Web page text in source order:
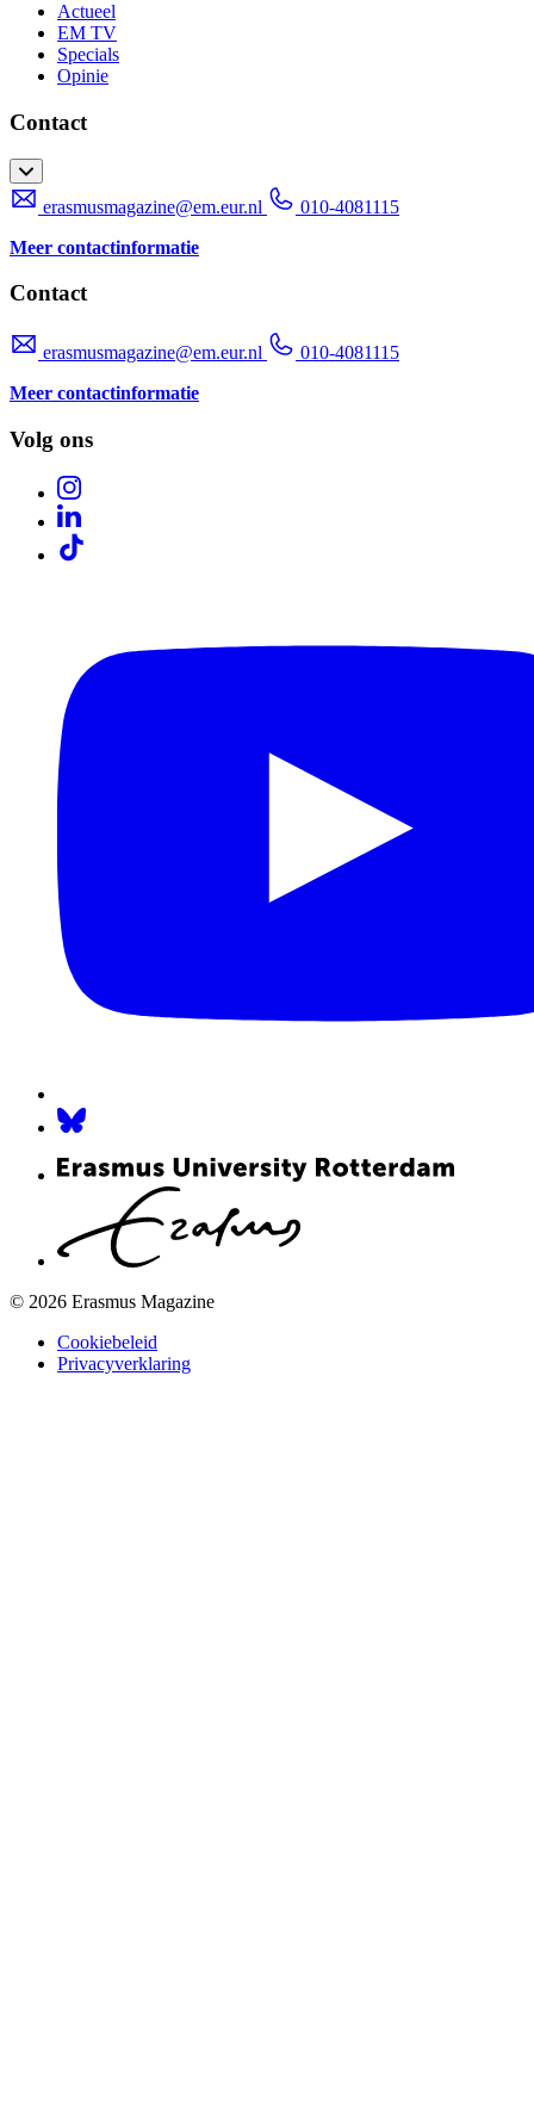
Actueel
EM TV
Specials
Opinie
Contact
erasmusmagazine@em.eur.nl
010-4081115
Meer contactinformatie
Contact
erasmusmagazine@em.eur.nl
010-4081115
Meer contactinformatie
Volg ons
© 2026 Erasmus Magazine
Cookiebeleid
Privacyverklaring